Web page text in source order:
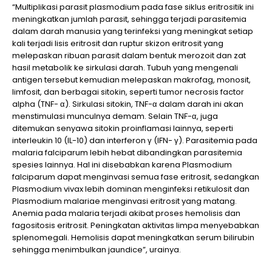
“Multiplikasi parasit plasmodium pada fase siklus eritrositik ini
meningkatkan jumlah parasit, sehingga terjadi parasitemia
dalam darah manusia yang terinfeksi yang meningkat setiap
kali terjadi lisis eritrosit dan ruptur skizon eritrosit yang
melepaskan ribuan parasit dalam bentuk merozoit dan zat
hasil metabolik ke sirkulasi darah. Tubuh yang mengenali
antigen tersebut kemudian melepaskan makrofag, monosit,
limfosit, dan berbagai sitokin, seperti tumor necrosis factor
alpha (TNF- α). Sirkulasi sitokin, TNF-α dalam darah ini akan
menstimulasi munculnya demam. Selain TNF-α, juga
ditemukan senyawa sitokin proinflamasi lainnya, seperti
interleukin 10 (IL-10) dan interferon γ (IFN- γ). Parasitemia pada
malaria falciparum lebih hebat dibandingkan parasitemia
spesies lainnya. Hal ini disebabkan karena Plasmodium
falciparum dapat menginvasi semua fase eritrosit, sedangkan
Plasmodium vivax lebih dominan menginfeksi retikulosit dan
Plasmodium malariae menginvasi eritrosit yang matang.
Anemia pada malaria terjadi akibat proses hemolisis dan
fagositosis eritrosit. Peningkatan aktivitas limpa menyebabkan
splenomegali. Hemolisis dapat meningkatkan serum bilirubin
sehingga menimbulkan jaundice”, urainya.